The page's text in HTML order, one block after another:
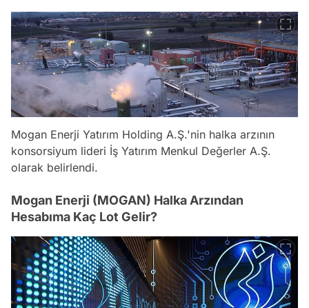
Mogan Enerji Yatırım Holding A.Ş.'nin halka arzının
konsorsiyum lideri İş Yatırım Menkul Değerler A.Ş.
olarak belirlendi.
Mogan Enerji (MOGAN) Halka Arzından
Hesabıma Kaç Lot Gelir?